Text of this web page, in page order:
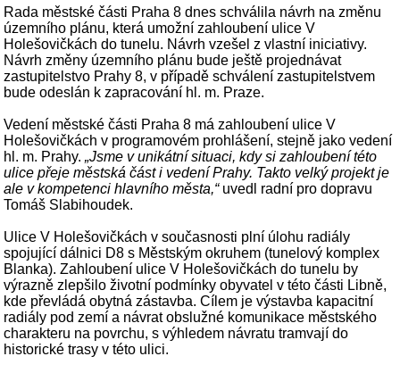
Rada městské části Praha 8 dnes schválila návrh na změnu
územního plánu, která umožní zahloubení ulice V
Holešovičkách do tunelu. Návrh vzešel z vlastní iniciativy.
Návrh změny územního plánu bude ještě projednávat
zastupitelstvo Prahy 8, v případě schválení zastupitelstvem
bude odeslán k zapracování hl. m. Praze.
Vedení městské části Praha 8 má zahloubení ulice V
Holešovičkách v programovém prohlášení, stejně jako vedení
hl. m. Prahy.„Jsme v unikátní situaci, kdy si zahloubení této
ulice přeje městská část i vedení Prahy. Takto velký projekt je
ale v kompetenci hlavního města,“uvedl radní pro dopravu
Tomáš Slabihoudek.
Ulice V Holešovičkách v současnosti plní úlohu radiály
spojující dálnici D8 s Městským okruhem (tunelový komplex
Blanka). Zahloubení ulice V Holešovičkách do tunelu by
výrazně zlepšilo životní podmínky obyvatel v této části Libně,
kde převládá obytná zástavba. Cílem je výstavba kapacitní
radiály pod zemí a návrat obslužné komunikace městského
charakteru na povrchu, s výhledem návratu tramvají do
historické trasy v této ulici.